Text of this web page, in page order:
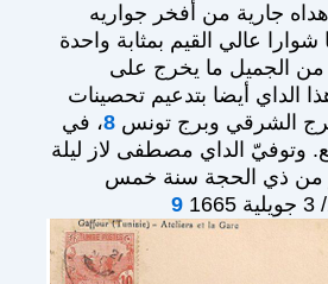
جارية من أفخر جواريه
عالي القيم بمثابة واحدة
من الجميل ما يخرج على
الداي أيضا بتدعيم تحصينات
الشرقي وبرج تونس 8، في
وتوفيّ الداي مصطفى لاز ليلة
من ذي الحجة سنة خمس
9